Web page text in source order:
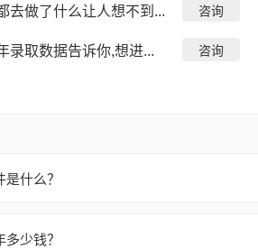
去做了什么让人想不到... 咨询
录取数据告诉你,想进... 咨询
什么？
少钱？